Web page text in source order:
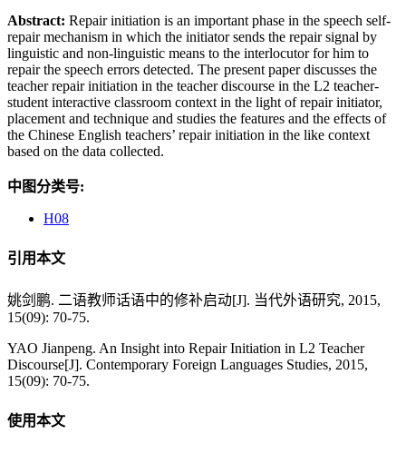
Abstract: Repair initiation is an important phase in the speech self-
repair mechanism in which the initiator sends the repair signal by
linguistic and non-linguistic means to the interlocutor for him to
repair the speech errors detected. The present paper discusses the
teacher repair initiation in the teacher discourse in the L2 teacher-
student interactive classroom context in the light of repair initiator,
placement and technique and studies the features and the effects of
the Chinese English teachers’ repair initiation in the like context
based on the data collected.
中图分类号:
H08
引用本文
姚剑鹏. 二语教师话语中的修补启动[J]. 当代外语研究, 2015,
15(09): 70-75.
YAO Jianpeng. An Insight into Repair Initiation in L2 Teacher
Discourse[J]. Contemporary Foreign Languages Studies, 2015,
15(09): 70-75.
使用本文